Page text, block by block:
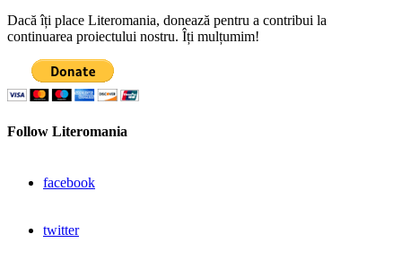
Dacă îți place Literomania, donează pentru a contribui la
continuarea proiectului nostru. Îți mulțumim!
Follow Literomania
facebook
twitter